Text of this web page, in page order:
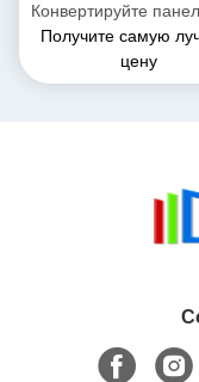
Конвертируйте
LCD модулей с
Получите самую
цену